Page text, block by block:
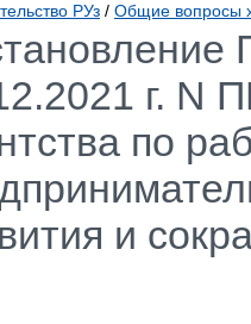
РУз / Общие вопросы
г. N
по
и